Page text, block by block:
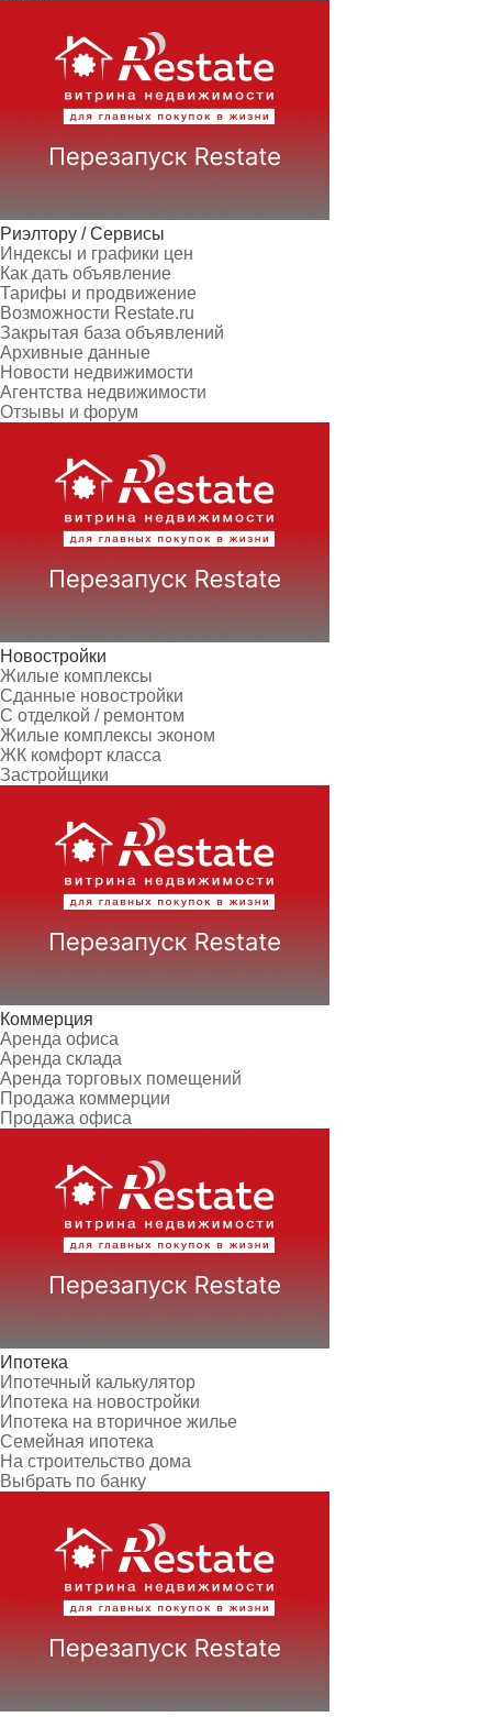
Риэлтору / Сервисы
Индексы и графики цен
Как дать объявление
Тарифы и продвижение
Возможности Restate.ru
Закрытая база объявлений
Архивные данные
Новости недвижимости
Агентства недвижимости
Отзывы и форум
Новостройки
Жилые комплексы
Сданные новостройки
С отделкой / ремонтом
Жилые комплексы эконом
ЖК комфорт класса
Застройщики
Коммерция
Аренда офиса
Аренда склада
Аренда торговых помещений
Продажа коммерции
Продажа офиса
Ипотека
Ипотечный калькулятор
Ипотека на новостройки
Ипотека на вторичное жилье
Семейная ипотека
На строительство дома
Выбрать по банку